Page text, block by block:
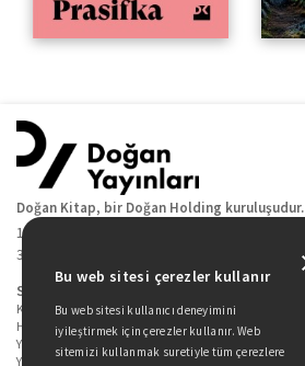
Doğan Kitap, bir Doğan Holding kuruluşudur.
19 Mayıs Cad. Golden Plaza No:1 Kat:10
34360 / Şişli / İstanbul
Sitede Yer Alan Sayfalar
Kitaplarımız
Hakkımızda
Yazarlarımız
Yazar Adayları İçin
Bu web sitesi çerezler kullanır
Bu web sitesi kullanıcı deneyimini
iyileştirmek için çerezler kullanır. Web
sitemizi kullanmak suretiyle tüm çerezlere